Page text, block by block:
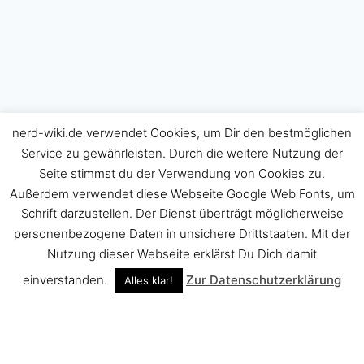
nerd-wiki.de verwendet Cookies, um Dir den bestmöglichen
Service zu gewährleisten. Durch die weitere Nutzung der
Seite stimmst du der Verwendung von Cookies zu.
Außerdem verwendet diese Webseite Google Web Fonts, um
Schrift darzustellen. Der Dienst überträgt möglicherweise
personenbezogene Daten in unsichere Drittstaaten. Mit der
Nutzung dieser Webseite erklärst Du Dich damit
einverstanden.
Alles klar! Zur Datenschutzerklärung